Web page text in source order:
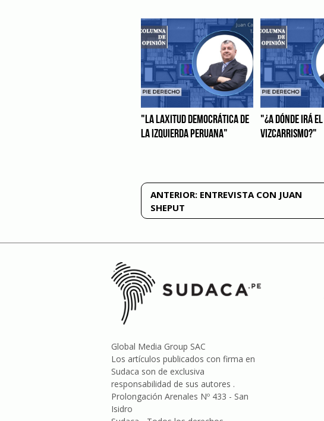
"LA LAXITUD DEMOCRÁTICA DE
LA IZQUIERDA PERUANA"
"¿A DÓNDE IRÁ EL
VIZCARRISMO?"
Navegación
de
ANTERIOR: ENTREVISTA CON JUAN
SHEPUT
Global Media Group SAC
Los artículos publicados con firma en
Sudaca son de exclusiva
responsabilidad de sus autores .
Prolongación Arenales Nº 433 - San
Isidro